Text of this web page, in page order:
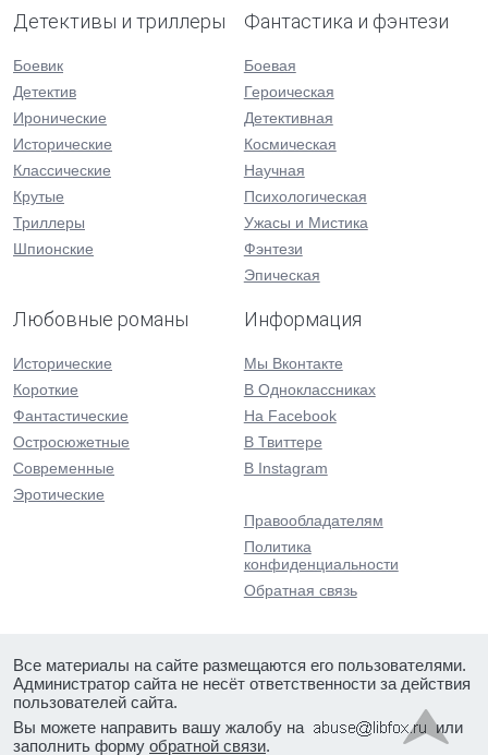
Детективы и триллеры
Боевик
Детектив
Иронические
Исторические
Классические
Крутые
Триллеры
Шпионские
Фантастика и фэнтези
Боевая
Героическая
Детективная
Космическая
Научная
Психологическая
Ужасы и Мистика
Фэнтези
Эпическая
Любовные романы
Исторические
Короткие
Фантастические
Остросюжетные
Современные
Эротические
Информация
Мы Вконтакте
В Одноклассниках
На Facebook
В Твиттере
В Instagram
Правообладателям
Политика
конфиденциальности
Обратная связь
Все материалы на сайте размещаются его пользователями.
Администратор сайта не несёт ответственности за действия
пользователей сайта.
Вы можете направить вашу жалобу на
или
заполнить форму обратной связи.